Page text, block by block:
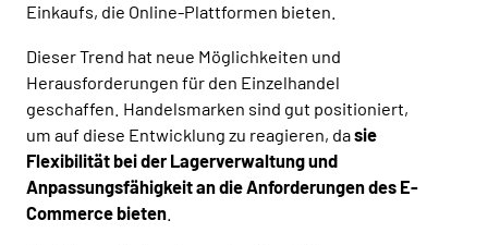
Einkaufs, die Online-Plattformen bieten.
Dieser Trend hat neue Möglichkeiten und
Herausforderungen für den Einzelhandel
geschaffen. Handelsmarken sind gut positioniert,
um auf diese Entwicklung zu reagieren, dasie
Flexibilität bei der Lagerverwaltung und
Anpassungsfähigkeit an die Anforderungen des E-
Commerce bieten